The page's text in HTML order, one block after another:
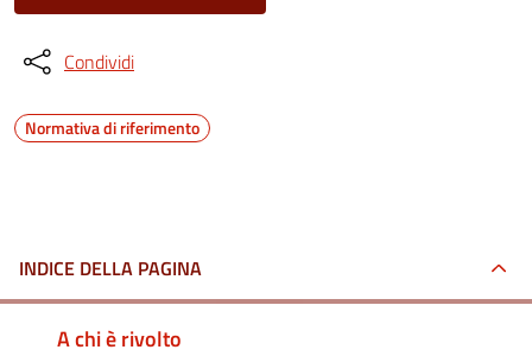
Condividi
Normativa di riferimento
INDICE DELLA PAGINA
A chi è rivolto